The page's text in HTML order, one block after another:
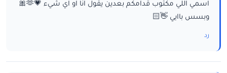
اسمي اللي مكتوب قدامكم بعدين يقول انا او اي شيء 💗🫶🎀
وبسس باايي 👋🏻
رد